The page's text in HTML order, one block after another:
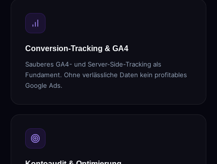
Conversion-Tracking & GA4
Sauberes GA4- und Server-Side-Tracking als
Fundament. Ohne verlässliche Daten kein profitables
Google Ads.